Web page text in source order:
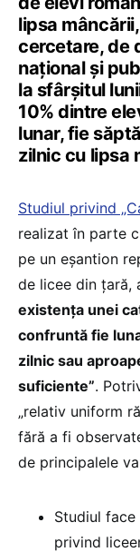
lipsa
cercetare, de
național și
la sfârșitul
10% dintre
lunar, fie
zilnic cu lipsa
Studiul privind
realizat în parte
pe un eșantion
de licee din țară,
existența unei
confruntă fie
zilnic sau
suficiente”.
„relativ uniform
fără a fi
de principalele
Studiul
privind